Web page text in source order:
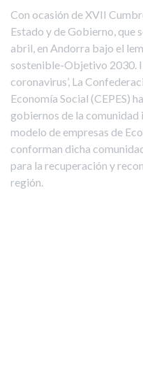
Con ocasión de XVII
Estado y de Gobierno, que
abril, en Andorra bajo el
sostenible-Objetivo 2030.
coronavirus’, La
Economía Social (CEPES)
gobiernos de la
modelo de empresas de
conforman dicha
para la recuperación y
región.